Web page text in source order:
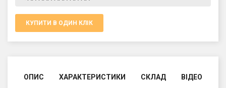
КУПИТИ В ОДИН КЛІК
ОПИС ХАРАКТЕРИСТИКИ СКЛАД ВІДЕО